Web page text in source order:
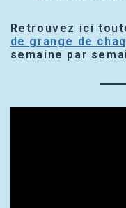
Retrouvez ici
de grange de
semaine par